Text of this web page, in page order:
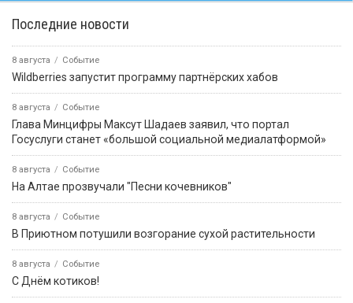
Последние новости
8 августа Событие
Wildberries запустит программу партнёрских хабов
8 августа Событие
Глава Минцифры Максут Шадаев заявил, что портал
Госуслуги станет «большой социальной медиалатформой»
8 августа Событие
На Алтае прозвучали "Песни кочевников"
8 августа Событие
В Приютном потушили возгорание сухой растительности
8 августа Событие
С Днём котиков!